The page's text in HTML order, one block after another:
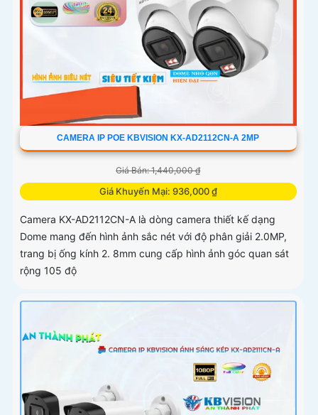
CAMERA IP POE KBVISION KX-AD2112CN-A 2MP
Giá Bán: 1,440,000 ₫
Giá Khuyến Mại: 936,000 ₫
Camera KX-AD2112CN-A là dòng camera thiết kế dạng
Dome mang đến hình ảnh sắc nét với độ phân giải 2.0MP,
trang bị ống kính 2. 8mm cung cấp hình ảnh góc quan sát
rộng 105 độ